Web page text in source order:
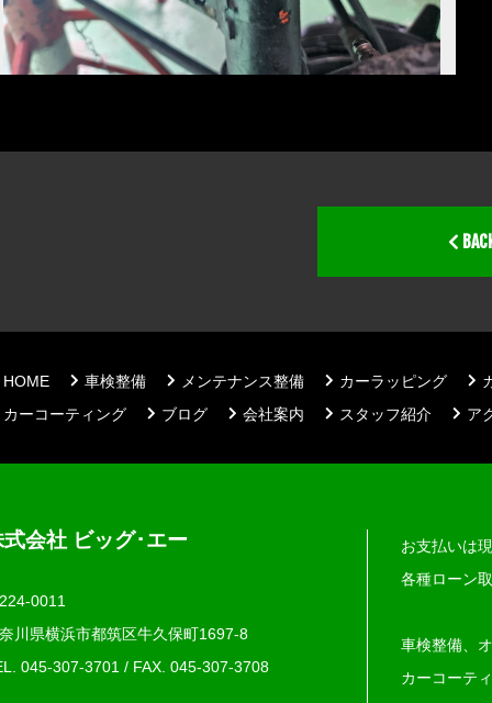
HOME 車検整備 メンテナンス整備 カーラッピング
カーコーティング
ブログ 会社案内 スタッフ紹介 ア
式会社 ビッグ･エー
0011
川県横浜市都筑区牛久保町1697-8
045-307-3701 / FAX. 045‐307‐3708
お支払いは
各種ローン
車検整備、
カーコーテ